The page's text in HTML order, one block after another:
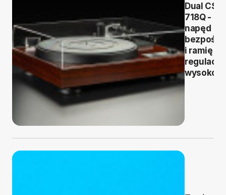
Dual CS
718Q -
napęd
i ramię z
regulacją